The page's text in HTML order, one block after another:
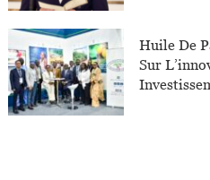
Huile De
Sur